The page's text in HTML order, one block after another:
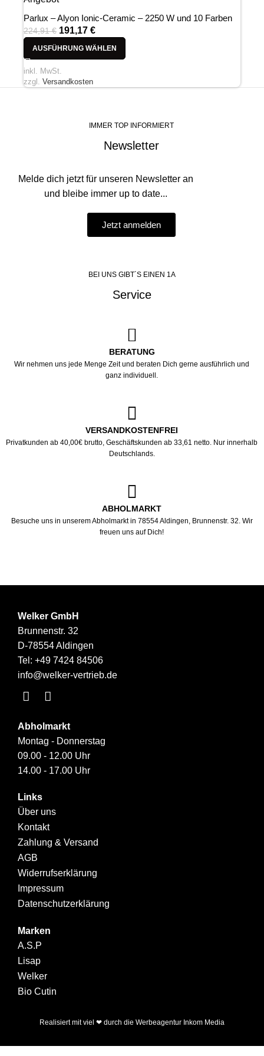
Parlux – Alyon Ionic-Ceramic – 2250 W und 10 Farben
224,91€ 191,17 €
AUSFÜHRUNG WÄHLEN
inkl. MwSt.
zzgl. Versandkosten
IMMER TOP INFORMIERT
Newsletter
Melde dich jetzt für unseren Newsletter an
und bleibe immer up to date...
Jetzt anmelden
BEI UNS GIBT´S EINEN 1A
Service
BERATUNG
Wir nehmen uns jede Menge Zeit und beraten Dich gerne ausführlich und
ganz individuell.
VERSANDKOSTENFREI
Privatkunden ab 40,00€ brutto, Geschäftskunden ab 33,61 netto. Nur innerhalb
Deutschlands.
ABHOLMARKT
Besuche uns in unserem Abholmarkt in 78554 Aldingen, Brunnenstr. 32. Wir
freuen uns auf Dich!
Welker GmbH
Brunnenstr. 32
D-78554 Aldingen
Tel: +49 7424 84506
info@welker-vertrieb.de
Abholmarkt
Montag - Donnerstag
09.00 - 12.00 Uhr
14.00 - 17.00 Uhr
Links
Über uns
Kontakt
Zahlung & Versand
AGB
Widerrufserklärung
Impressum
Datenschutzerklärung
Marken
A.S.P
Lisap
Welker
Bio Cutin
Realisiert mit viel ❤ durch die Werbeagentur Inkom Media